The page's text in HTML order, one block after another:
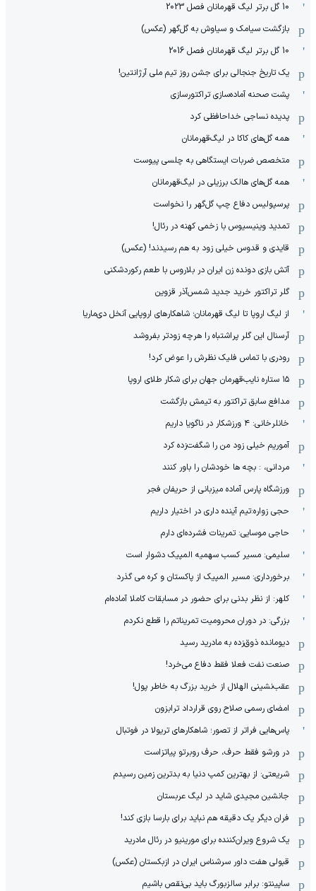
10 گل برتر لیگ قهرمانان فصل 2023
بازگشت سیامک و سیاوش به گل‌گهر (عکس)
10 گل برتر لیگ قهرمانان فصل 2016
یک تاریخ جنجالی برای جشن روز تیم ملی آرژانتین!
پشت صحنه آماده‌سازی تراکتورسازی
پدیده نساجی خداحافظی کرد
همه گل‌های کاکا در لیگ‌قهرمانان
متخصص ضربات ایستگاهی به چلسی پیوست
همه گل‌های هالک برزیلی در لیگ‌قهرمانان
پرسپولیس دفاع چپ گل‌گهر را نخواست
تمدید وینیسیوس با زخمی کهنه در رئال!
قایدی و قدوس خیلی زود به هم رسیدند! (عکس)
آتش بازی دونده زن ایران در بلاروس با طعم رکوردشکنی
گلر تراکتور خرید جدید شمس‌آذر قزوین
از لیگ اروپا تا لیگ قهرمانان؛ شاهکارهای اروپایی آنخل دی‌ماریا
آرسنال این گلر پراشتباه را هرچه زودتر بفروشد
رودری با تماس فلیک نظرش را عوض کرد!
١۵ ستاره نایب‌قهرمان جهان برای شکار طلای اروپا
مدافع سابق تراکتور به تیمش بازگشت
خانلرخانی: ۴ ورزشکار در ناگویا داریم
آموریم خیلی زود من را شگفت‌زده کرد
مردانی، : بچه ها خودشان را باور کنند
ورزشگاه پارس آماده میزبانی از حریفان فجر
حجی زواره:تیم آینده داری در اختیار داریم
حاجی موسایی: تمرینات فشرده‌ای دارم
سلیمی: مسیر کسب سهمیه المپیک دشوار است
برخورداری: مسیر المپیک از پاکستان و کره می گذرد
کلهر: از نظر بدنی برای حضور در مسابقات کاملا آماده‌ام
بزرگی: در دوران محرومیت تمریناتم را قطع نکردم
دیومانده ذوق‌زده به مادرید رسید
صنعت نفت فعلا فقط دفاع می‌خرد!
عقب‌نشینی الهلال از خرید بزرگ به خاطر پول!
امضای رسمی صلاح روی قرارداد ترابزون
پاس‌هایی فراتر از تصور؛ شاهکارهای تریولا در فوتبال
در ورشو فقط حرف، حرف روبرتو پیاتزاست
شریعتی: از بهترین کمپ‌ دنیا به بدترین زمین‌ رسیدم
جانشین مجیدی شاید در لیگ عربستان
فران دیگر یک دقیقه هم نباید برای بارسا بازی کند!
یک شروع ویران‌کننده برای مورینیو در رئال مادرید
قبولی هفت داور سرشناس ایران در ازبکستان (عکس)
ساپینتو: برابر سالزبورگ باید بی‌نقص باشیم